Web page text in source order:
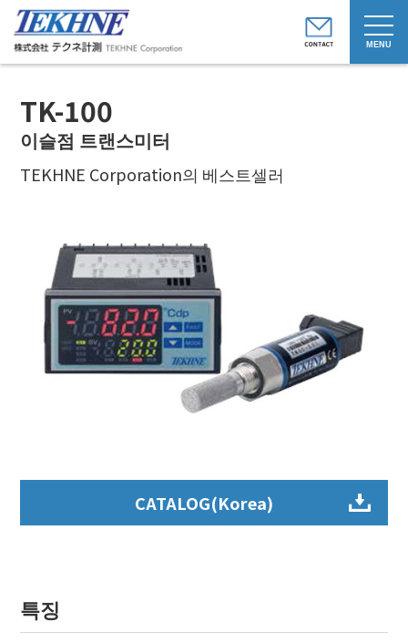
t
o
g
g
TK-100
이슬점 트랜스미터
TEKHNE Corporation의 베스트셀러
CATALOG(Korea)
특징